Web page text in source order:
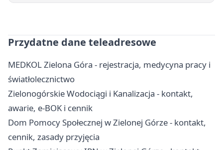
Przydatne dane teleadresowe
MEDKOL Zielona Góra - rejestracja, medycyna pracy i
światłolecznictwo
Zielonogórskie Wodociągi i Kanalizacja - kontakt,
awarie, e-BOK i cennik
Dom Pomocy Społecznej w Zielonej Górze - kontakt,
cennik, zasady przyjęcia